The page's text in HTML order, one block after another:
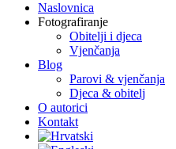
Naslovnica
Fotografiranje
Obitelji i djeca
Vjenčanja
Blog
Parovi & vjenčanja
Djeca & obitelj
O autorici
Kontakt